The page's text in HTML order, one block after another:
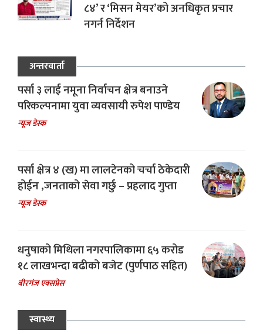
८४’ र ‘मिसन मेयर’को अनधिकृत प्रचार
नगर्न निर्देशन
अन्तरवार्ता
पर्सा ३ लाई नमूना निर्वाचन क्षेत्र बनाउने
परिकल्पनामा युवा व्यवसायी रुपेश पाण्डेय
न्यूज डेस्क
पर्सा क्षेत्र ४ (ख) मा लालटेनको चर्चा ठेकेदारी
होईन ,जनताको सेवा गर्छु – प्रहलाद गुप्ता
न्यूज डेस्क
धनुषाको मिथिला नगरपालिकामा ६५ करोड
१८ लाखभन्दा बढीको बजेट (पुर्णपाठ सहित)
बीरगंज एक्सप्रेस
स्वास्थ्य